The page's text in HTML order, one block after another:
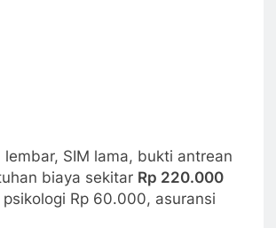
SIM lama, bukti antrean
biaya sekitar Rp 220.000
Rp 60.000, asuransi